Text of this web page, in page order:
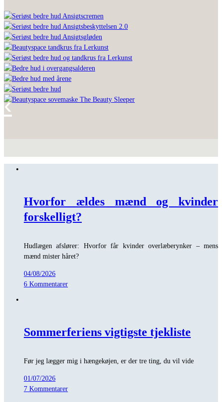
Hvorfor ældes mænd og kvinder
forskelligt?
Hudlægen afslører: Hvorfor får kvinder overlæberynker – mens
mænd mister håret?
04/08/2026
6 Kommentarer
Sommerferiens vigtigste tjekliste
Før jeg lægger mig i hængekøjen, er der tre ting, du vil vide
01/07/2026
7 Kommentarer